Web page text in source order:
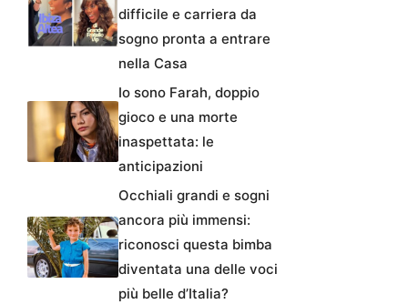
difficile e carriera da
sogno pronta a entrare
nella Casa
Io sono Farah, doppio
gioco e una morte
inaspettata: le
anticipazioni
Occhiali grandi e sogni
ancora più immensi:
riconosci questa bimba
diventata una delle voci
più belle d’Italia?